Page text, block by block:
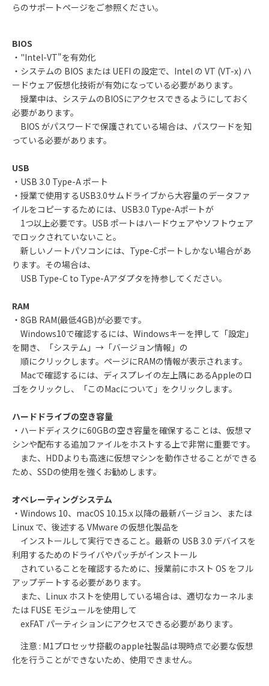
らのサポートページをご参照ください。
BIOS
・"Intel-VT"を有効化
・システムの BIOS または UEFI の設定で、Intel の VT (VT-x) ハ
ードウェア仮想化技術が有効になっている必要があります。
授業中は、システムのBIOSにアクセスできるようにしておく
必要があります。
BIOS がパスワードで保護されている場合は、パスワードを知
っている必要があります。
USB
・USB 3.0 Type-A ポート
・授業で使用するUSB3.0サムドライブから大容量のデータファ
イルをコピーするためには、USB3.0 Type-Aポートが
1つ以上必要です。USB ポートはハードウェアやソフトウェア
でロックされていないこと。
新しいノートパソコンには、Type-Cポートしかない場合があ
ります。その場合は、
USB Type-C to Type-Aアダプタを持参してください。
RAM
・8GB RAM(最低4GB)が必要です。
Windows10で確認するには、Windowsキーを押して「設定」
を開き、「システム」→「バージョン情報」の
順にクリックします。ページにRAMの情報が表示されます。
Macで確認するには、ディスプレイの左上隅にあるAppleのロ
ゴをクリックし、「このMacについて」をクリックします。
ハードドライブの空き容量
・ハードディスクに60GBの空き容量を確保することは、仮想マ
シンや配布する追加ファイルをホストする上で非常に重要です。
また、HDDよりも高速に仮想マシンを動作させることができる
ため、SSDの使用を強くお勧めします。
オペレーティングシステム
・Windows 10、macOS 10.15.x 以降の最新バージョン、または
Linux で、後述する VMware の仮想化製品を
インストールして実行できること。最新の USB 3.0 デバイスを
利用するためのドライバやパッチがインストール
されていることを確認するために、授業前にホスト OS をフル
アップデートする必要があります。
また、Linux ホストを使用している場合は、適切なカーネルま
たは FUSE モジュールを使用して
exFAT パーティションにアクセスできる必要があります。
注意 : M1プロセッサ搭載のapple社製品は現時点で必要な仮想
化を行うことができないため、使用できません。